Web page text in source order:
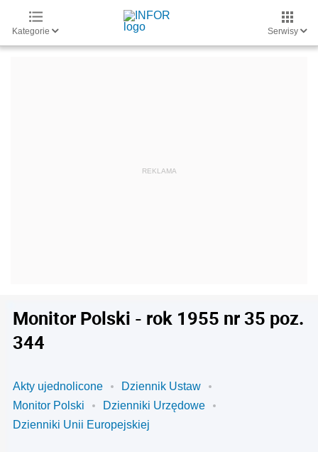
Kategorie Serwisy
Monitor Polski - rok 1955 nr 35 poz.
344
Akty ujednolicone
Dziennik Ustaw
Monitor Polski
Dzienniki Urzędowe
Dzienniki Unii Europejskiej